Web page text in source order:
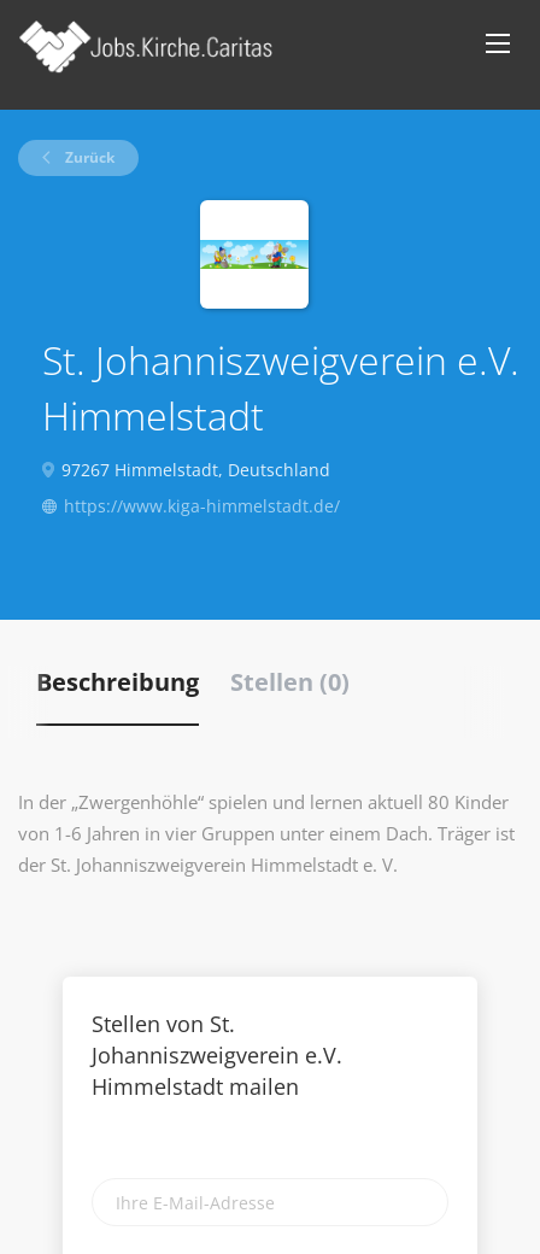
Zurück
St. Johanniszweigverein e.V.
Himmelstadt
97267 Himmelstadt, Deutschland
https://www.kiga-himmelstadt.de/
Beschreibung Stellen (0)
In der „Zwergenhöhle“ spielen und lernen aktuell 80 Kinder
von 1-6 Jahren in vier Gruppen unter einem Dach. Träger ist
der St. Johanniszweigverein Himmelstadt e. V.
Stellen von St.
Johanniszweigverein e.V.
Himmelstadt mailen